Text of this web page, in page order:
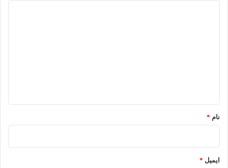
نام *
ایمیل *